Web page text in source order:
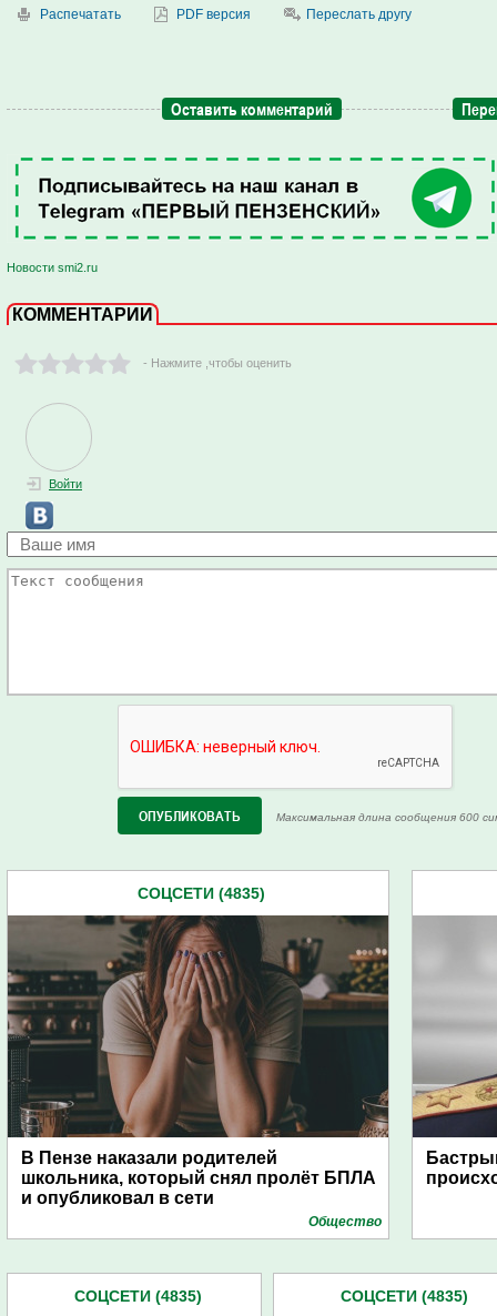
Распечатать PDF версия Переслать другу
Оставить комментарий
Новости smi2.ru
КОММЕНТАРИИ
- Нажмите ,чтобы оценить
Войти
Максимальная длина сообщения 600
СОЦСЕТИ (4835)
В Пензе наказали родителей
школьника, который снял пролёт БПЛА
и опубликовал в сети
Общество
СОЦСЕТИ (4835) СОЦСЕТИ (4835)